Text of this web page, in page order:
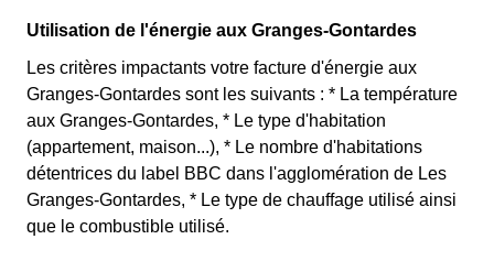
Utilisation de l'énergie aux Granges-Gontardes
Les critères impactants votre facture d'énergie aux
Granges-Gontardes sont les suivants : * La température
aux Granges-Gontardes, * Le type d'habitation
(appartement, maison...), * Le nombre d'habitations
détentrices du label BBC dans l'agglomération de Les
Granges-Gontardes, * Le type de chauffage utilisé ainsi
que le combustible utilisé.